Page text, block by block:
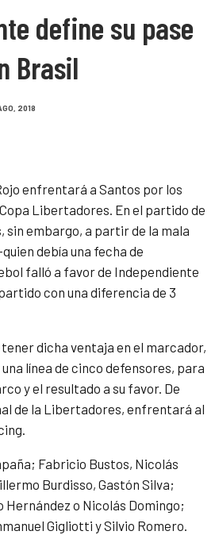
define su pase
Brasil
2018
enfrentará a Santos por los
Libertadores. En el partido de
sin embargo, a partir de la mala
debía una fecha de
falló a favor de Independiente
con una diferencia de 3
dicha ventaja en el marcador,
línea de cinco defensores, para
y el resultado a su favor. De
de la Libertadores, enfrentará al
Fabricio Bustos, Nicolás
Burdisso, Gastón Silva;
Hernández o Nicolás Domingo;
Gigliotti y Silvio Romero.